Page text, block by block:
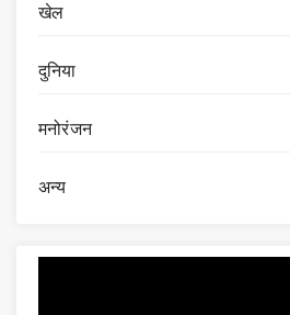
खेल
दुनिया
मनोरंजन
अन्य